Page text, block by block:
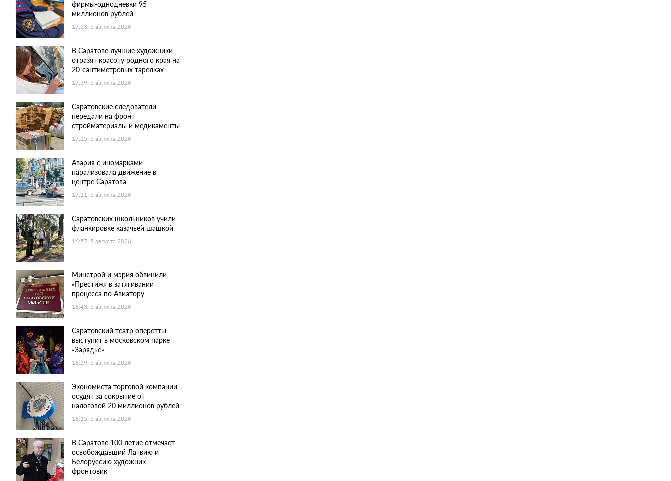
фирмы-однодневки 95
миллионов рублей
17:53, 5 августа 2026
В Саратове лучшие художники
отразят красоту родного края на
20-сантиметровых тарелках
17:39, 5 августа 2026
Саратовские следователи
передали на фронт
стройматериалы и медикаменты
17:25, 5 августа 2026
Авария с иномарками
парализовала движение в
центре Саратова
17:11, 5 августа 2026
Саратовских школьников учили
фланкировке казачьей шашкой
16:57, 5 августа 2026
Минстрой и мэрия обвинили
«Престиж» в затягивании
процесса по Авиатору
16:43, 5 августа 2026
Саратовский театр оперетты
выступит в московском парке
«Зарядье»
16:29, 5 августа 2026
Экономиста торговой компании
осудят за сокрытие от
налоговой 20 миллионов рублей
16:15, 5 августа 2026
В Саратове 100-летие отмечает
освобождавший Латвию и
Белоруссию художник-
фронтовик